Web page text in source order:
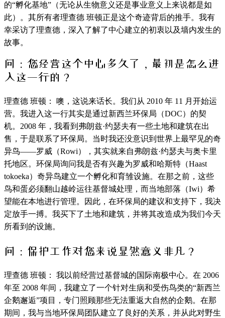
的“孵化基地”（无论从生物意义还是事业意义上来说都是如
此）。其所有者理查德 班顿正是这个奇迹背后的推手。我有
幸采访了理查德，深入了解了中心建立的初衷以及墙内发生的
故事。
问：您经营这个中心多久了，最初是怎么进
入这一行的？
理查德 班顿： 噢，这说来话长。我们从 2010 年 11 月开始运
营。我进入这一行其实是通过新西兰环保局（DOC）的契
机。2008 年，我看到弗朗兹·约瑟夫有一些土地和建筑在出
售，于是联系了环保局。当时我还没意识到世界上最罕见的奇
异鸟——罗威（Rowi），其实就来自弗朗兹·约瑟夫与奥卡里
托地区。环保局询问我是否有兴趣为罗威和哈斯特（Haast
tokoeka）奇异鸟建立一个孵化和育雏设施。在那之前，这些
鸟和蛋必须翻山越岭运往基督城处理，而当地部落（Iwi）希
望能在本地进行管理。因此，在环保局的建议和支持下，我决
定放手一搏。我买下了土地和建筑，并将其改造成为我们今天
所看到的设施。
问：保护工作对您来说显然意义非凡？
理查德 班顿： 我以前经营过基督城的国际南极中心。在 2006
年至 2008 年间，我建立了一个针对生病和受伤鸟类的“新西兰
企鹅邂逅”项目，专门照顾那些无法重返大自然的企鹅。在那
期间，我与当地环保局团队建立了良好的关系，并从此对野生